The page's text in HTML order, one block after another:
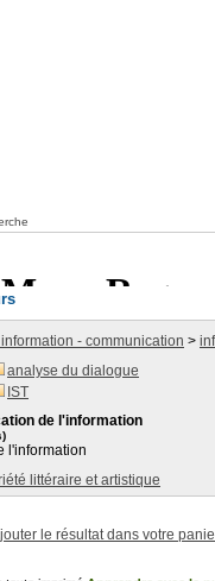
- communication >
analyse du dialogue
IST
de l'information
l'information
littéraire et artistique
le résultat dans votre